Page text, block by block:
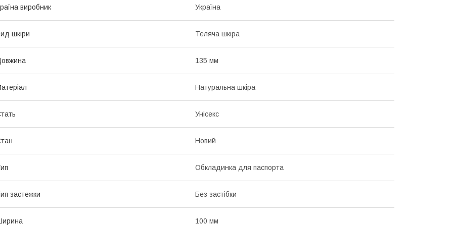
виробник Україна
шкіри Теляча шкіра
135 мм
Натуральна шкіра
Унісекс
Новий
Обкладинка для паспорта
застежки Без застібки
100 мм